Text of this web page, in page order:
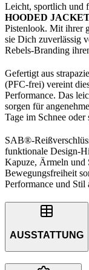
Leicht, sportlich und
HOODED
Pistenlook. Mit ihrer
sie Dich zuverlässig
Rebels-Branding
Gefertigt aus
(PFC-frei) vereint
Performance. Das
sorgen für
Tage im Schnee
SAB®-
funktionale Design-
Kapuze, Ärmeln und
Bewegungsfreiheit
Performance und
AUSSTATTUNG